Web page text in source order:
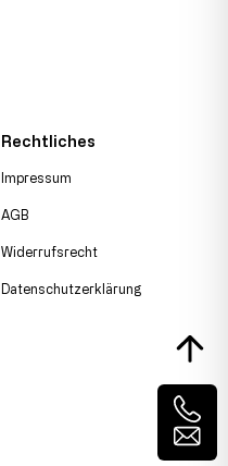
Rechtliches
Impressum
AGB
Widerrufsrecht
Datenschutzerklärung